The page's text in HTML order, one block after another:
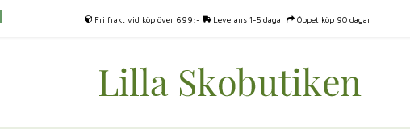
Fri frakt vid köp över 699:- Leverans 1-5 dagar Öppet köp 90 dagar